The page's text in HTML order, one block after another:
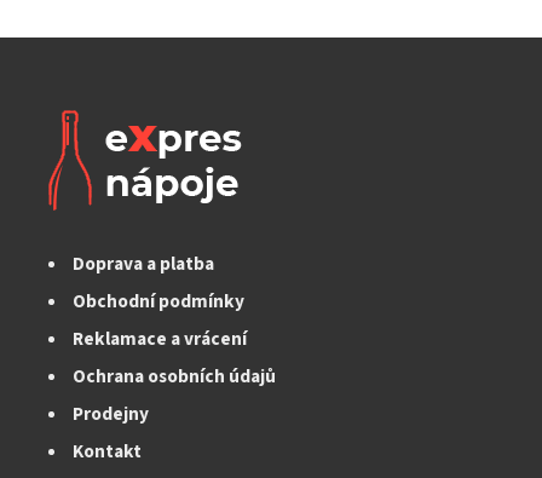
Doprava a platba
Obchodní podmínky
Reklamace a vrácení
Ochrana osobních údajů
Prodejny
Kontakt